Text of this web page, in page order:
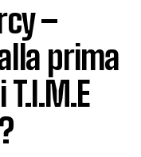
–
prima